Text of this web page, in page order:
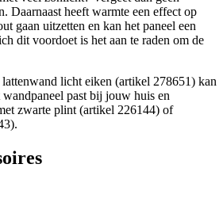
Daarnaast heeft warmte een effect op
gaan uitzetten en kan het paneel een
dit voordoet is het aan te raden om de
licht eiken (artikel 278651) kan
past bij jouw huis en
zwarte plint (artikel 226144) of